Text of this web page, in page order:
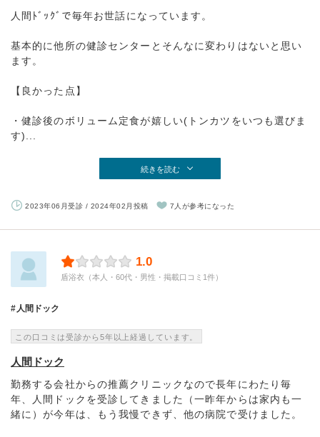
人間ﾄﾞｯｸﾞで毎年お世話になっています。
基本的に他所の健診センターとそんなに変わりはないと思い
ます。
【良かった点】
・健診後のボリューム定食が嬉しい(トンカツをいつも選びま
す)...
続きを読む
2023年06月受診 / 2024年02月投稿 7人が参考になった
1.0
盾浴衣（本人・60代・男性・掲載口コミ1件）
人間ドック
この口コミは受診から5年以上経過しています。
人間ドック
勤務する会社からの推薦クリニックなので長年にわたり毎
年、人間ドックを受診してきました（一昨年からは家内も一
緒に）が今年は、もう我慢できず、他の病院で受けました。